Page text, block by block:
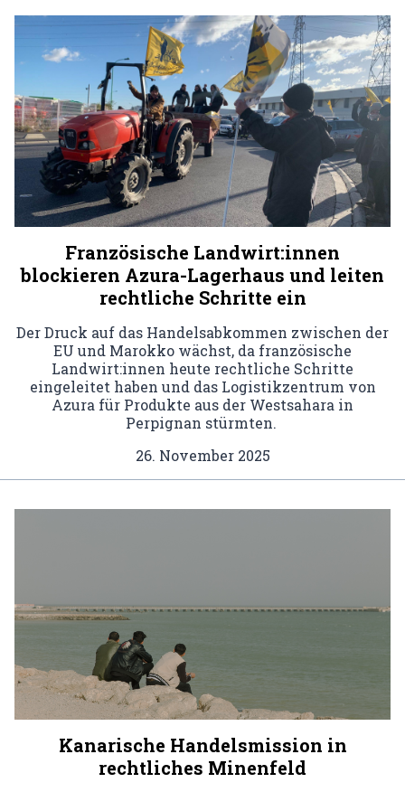
Französische Landwirt:innen
blockieren Azura-Lagerhaus und leiten
rechtliche Schritte ein
Der Druck auf das Handelsabkommen zwischen der
EU und Marokko wächst, da französische
Landwirt:innen heute rechtliche Schritte
eingeleitet haben und das Logistikzentrum von
Azura für Produkte aus der Westsahara in
Perpignan stürmten.
26. November 2025
Kanarische Handelsmission in
rechtliches Minenfeld